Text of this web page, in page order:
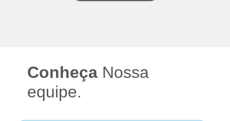
ConheçaNossa
equipe.